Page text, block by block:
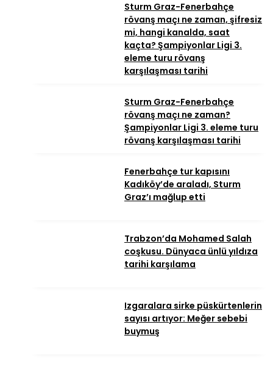
Sturm Graz-Fenerbahçe
rövanş maçı ne zaman, şifresiz
mi, hangi kanalda, saat
kaçta? Şampiyonlar Ligi 3.
eleme turu rövanş
karşılaşması tarihi
Sturm Graz-Fenerbahçe
rövanş maçı ne zaman?
Şampiyonlar Ligi 3. eleme turu
rövanş karşılaşması tarihi
Fenerbahçe tur kapısını
Kadıköy’de araladı, Sturm
Graz’ı mağlup etti
Trabzon’da Mohamed Salah
coşkusu. Dünyaca ünlü yıldıza
tarihi karşılama
Izgaralara sirke püskürtenlerin
sayısı artıyor: Meğer sebebi
buymuş